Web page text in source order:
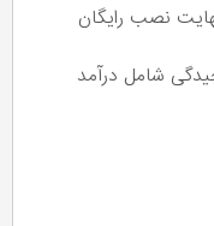
نصب رایگان
شامل درآمد